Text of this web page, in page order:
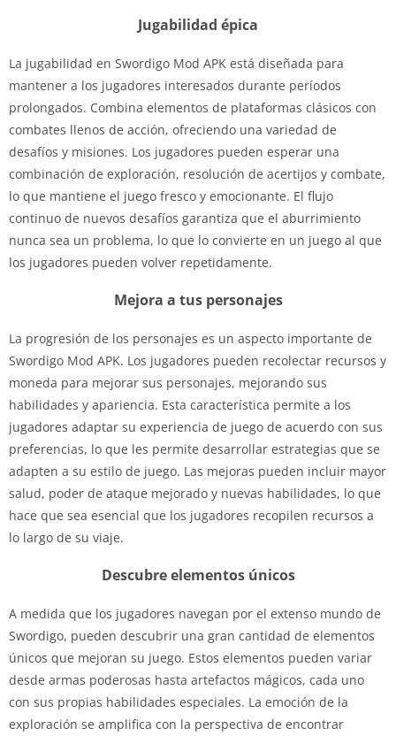
Jugabilidad épica
La jugabilidad en Swordigo Mod APK está diseñada para
mantener a los jugadores interesados ​​​​durante períodos
prolongados. Combina elementos de plataformas clásicos con
combates llenos de acción, ofreciendo una variedad de
desafíos y misiones. Los jugadores pueden esperar una
combinación de exploración, resolución de acertijos y combate,
lo que mantiene el juego fresco y emocionante. El flujo
continuo de nuevos desafíos garantiza que el aburrimiento
nunca sea un problema, lo que lo convierte en un juego al que
los jugadores pueden volver repetidamente.
Mejora a tus personajes
La progresión de los personajes es un aspecto importante de
Swordigo Mod APK. Los jugadores pueden recolectar recursos y
moneda para mejorar sus personajes, mejorando sus
habilidades y apariencia. Esta característica permite a los
jugadores adaptar su experiencia de juego de acuerdo con sus
preferencias, lo que les permite desarrollar estrategias que se
adapten a su estilo de juego. Las mejoras pueden incluir mayor
salud, poder de ataque mejorado y nuevas habilidades, lo que
hace que sea esencial que los jugadores recopilen recursos a
lo largo de su viaje.
Descubre elementos únicos
A medida que los jugadores navegan por el extenso mundo de
Swordigo, pueden descubrir una gran cantidad de elementos
únicos que mejoran su juego. Estos elementos pueden variar
desde armas poderosas hasta artefactos mágicos, cada uno
con sus propias habilidades especiales. La emoción de la
exploración se amplifica con la perspectiva de encontrar